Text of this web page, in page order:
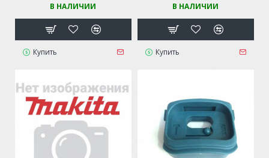
В НАЛИЧИИ
Купить
В НАЛИЧИИ
Купить